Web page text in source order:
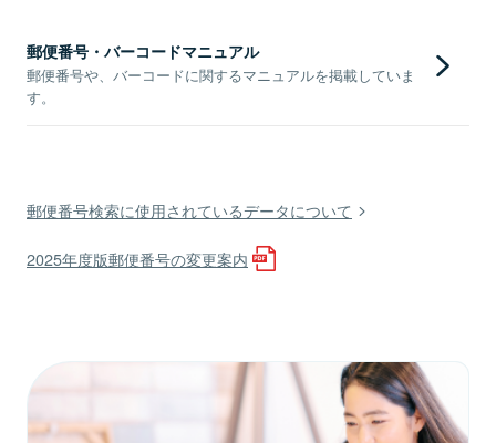
郵便番号・バーコードマニュアル
郵便番号や、バーコードに関するマニュアルを掲載していま
す。
郵便番号検索に使用されているデータについて
2025年度版郵便番号の変更案内